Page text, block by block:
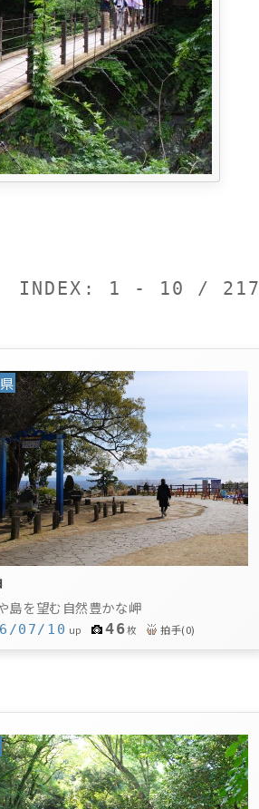
INDEX: 1 - 10 / 217
島を望む自然豊かな岬
07/10 up 46枚 拍手(0)